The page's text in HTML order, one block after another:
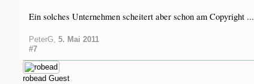
Ein solches Unternehmen scheitert aber schon am Copyright
PeterG
5. Mai 2011
#7
robead Guest